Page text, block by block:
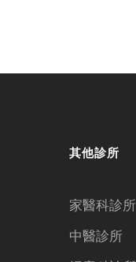
其他診所
家醫科診所
中醫診所